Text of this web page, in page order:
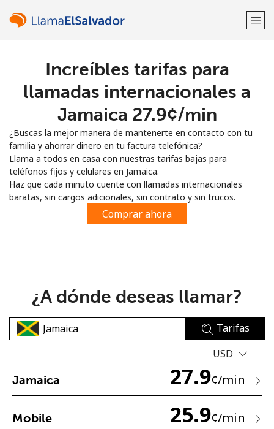
¡Bienvenido!
Regístrate con
o
No se ha creado una contraseña
Un número
Increíbles tarifas para
llamadas internacionales a
Jamaica ⁦27.9¢⁩/min
¿Buscas la mejor manera de mantenerte en contacto con tu
familia y ahorrar dinero en tu factura telefónica?
Llama a todos en casa con nuestras tarifas bajas para
teléfonos fijos y celulares en Jamaica.
Haz que cada minuto cuente con llamadas internacionales
baratas, sin cargos adicionales, sin contrato y sin trucos.
Comprar ahora
¿A dónde deseas llamar?
Tarifas
USD
Jamaica 27.9¢/min
Mobile 25.9¢/min